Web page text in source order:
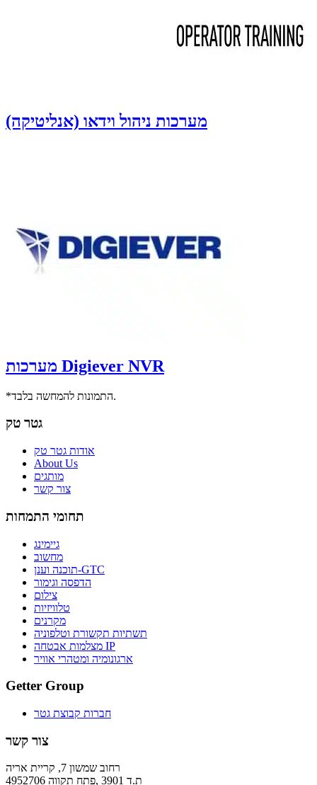
מערכות ניהול וידאו (אנליטיקה)
מערכות Digiever NVR
*התמונות להמחשה בלבד.
גטר טק
אודות גטר טק
About Us
מותגים
צור קשר
תחומי התמחות
גיימינג
מחשוב
תוכנה וענן-GTC
הדפסה וגימור
צילום
טלוויזיות
מקרנים
תשתיות תקשורת וטלפוניה
מצלמות אבטחה IP
ארגונומיה ומטהרי אוויר
Getter Group
חברות קבוצת גטר
צור קשר
רחוב שמשון 7, קריית אריה
ת.ד 3901 ,פתח תקווה 4952706